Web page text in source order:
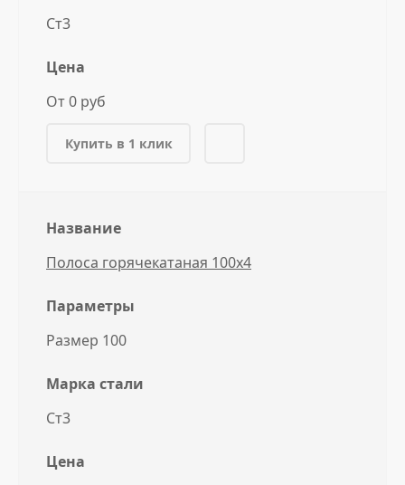
Ст3
Цена
От 0 руб
Купить в 1 клик
Название
Полоса горячекатаная 100x4
Параметры
Размер 100
Марка стали
Ст3
Цена